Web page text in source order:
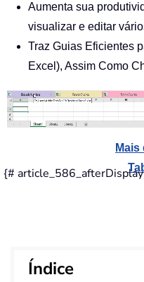
Aumenta sua
visualizar e editar
Traz Guias Eficientes
Excel), Assim Como
{#
Índice